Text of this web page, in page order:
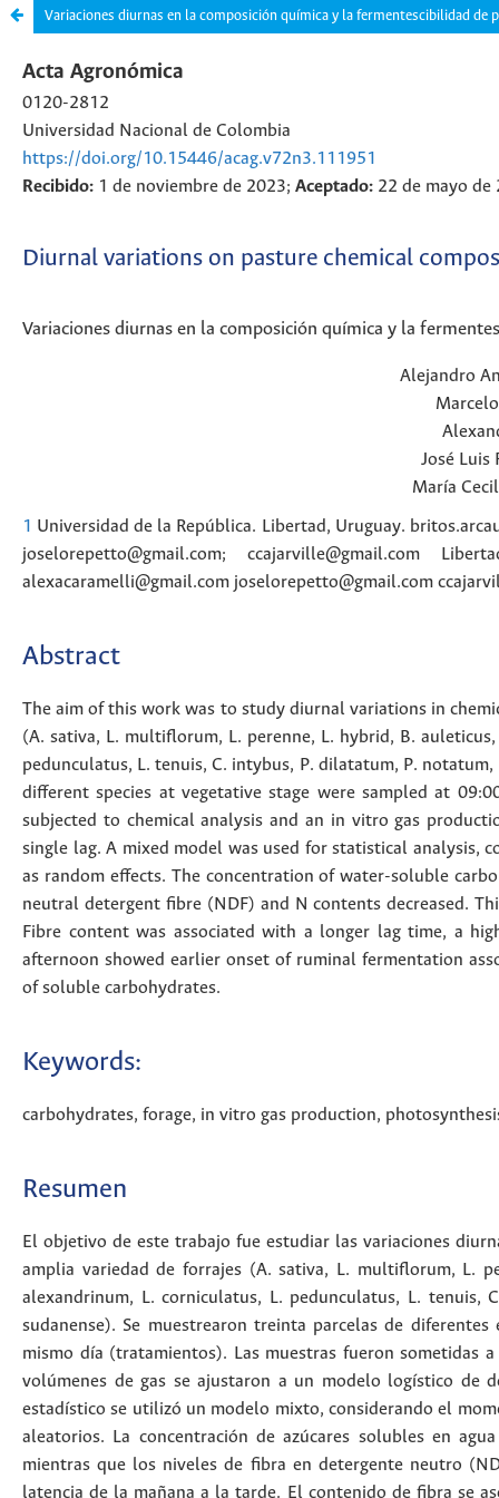
Variaciones diurnas en la composición química y la fermentescibilidad de